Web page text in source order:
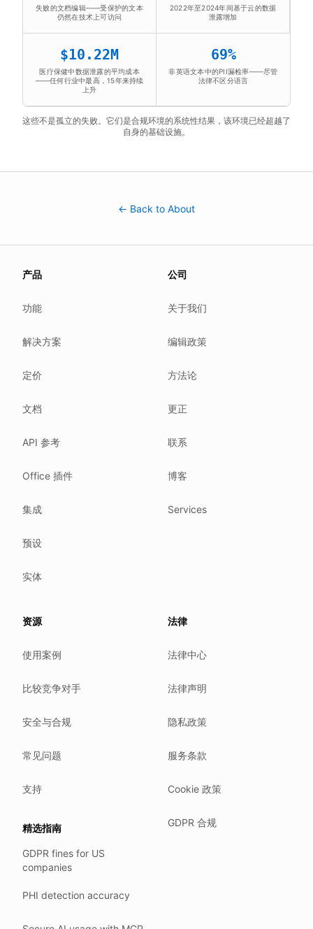
失败的文档编辑——受保护的文本
仍然在技术上可访问
2022年至2024年间基于云的数据
泄露增加
$10.22M
医疗保健中数据泄露的平均成本
——任何行业中最高，15年来持续
上升
69%
非英语文本中的PII漏检率——尽管
法律不区分语言
这些不是孤立的失败。它们是合规环境的系统性结果，该环境已经超越了
自身的基础设施。
← Back to About
We update this page when our platform or the law
Related reading
How tokens work
Where we comply
Case studies
We follow these rules
ISO/IEC 27001:2022.
NIS2 (EU 2022/2555).
Our promise
We do not train models on your text.
You own your work.
Hetzner holds ISO 27001 certification.
Backups run every day.
Need help?
support@anonym.legal
We reply within one business day.
产品
功能
解决方案
定价
文档
API 参考
Office 插件
集成
预设
实体
公司
关于我们
编辑政策
方法论
更正
联系
博客
Services
资源
使用案例
比较竞争对手
安全与合规
常见问题
支持
精选指南
GDPR fines for US
companies
PHI detection accuracy
法律
法律中心
法律声明
隐私政策
服务条款
Cookie 政策
GDPR 合规